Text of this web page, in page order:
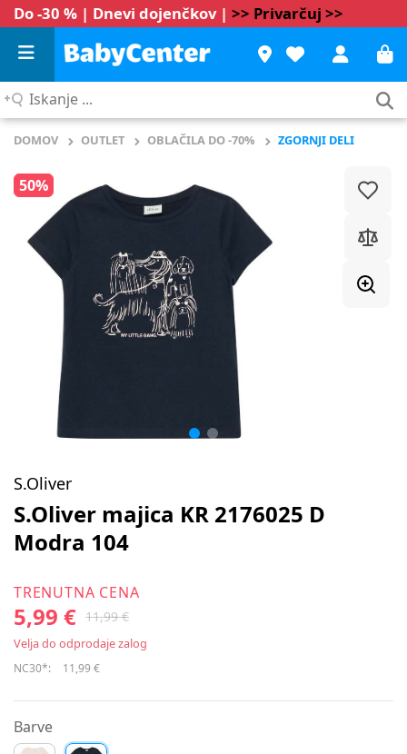
Do -30 % | Dnevi dojenčkov | >> Privarčuj >>
Iskanje
DOMOV OUTLET OBLAČILA DO -70% ZGORNJI DELI
50%
S.Oliver
S.Oliver majica KR 2176025 D
Modra 104
TRENUTNA CENA
5,99 € 11,99 €
Velja do odprodaje zalog
NC30*: 11,99 €
Barve